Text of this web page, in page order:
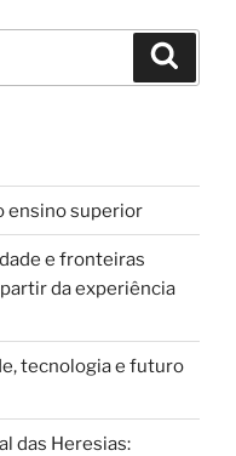
ensino superior
e fronteiras
da experiência
tecnologia e futuro
das Heresias: